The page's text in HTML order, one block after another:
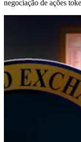
negociação de ações